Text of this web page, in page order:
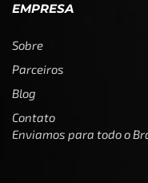
EMPRESA
Sobre
Parceiros
Blog
Contato
Enviamos para todo o